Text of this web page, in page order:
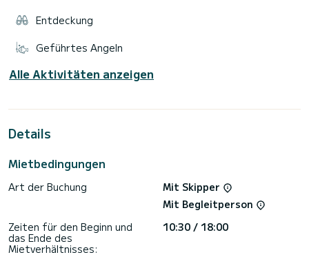
Entdeckung
Geführtes Angeln
Alle Aktivitäten anzeigen
Details
Mietbedingungen
Art der Buchung
Mit Skipper
Mit Begleitperson
Zeiten für den Beginn und
das Ende des
Mietverhältnisses:
10:30 / 18:00